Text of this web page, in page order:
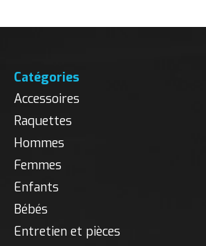
Catégories
Accessoires
Raquettes
Hommes
Femmes
Enfants
Bébés
Entretien et pièces